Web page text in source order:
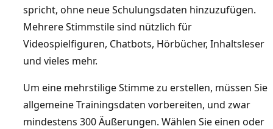
spricht, ohne neue Schulungsdaten hinzuzufügen.
Mehrere Stimmstile sind nützlich für
Videospielfiguren, Chatbots, Hörbücher, Inhaltsleser
und vieles mehr.
Um eine mehrstilige Stimme zu erstellen, müssen Sie
allgemeine Trainingsdaten vorbereiten, und zwar
mindestens 300 Äußerungen. Wählen Sie einen oder